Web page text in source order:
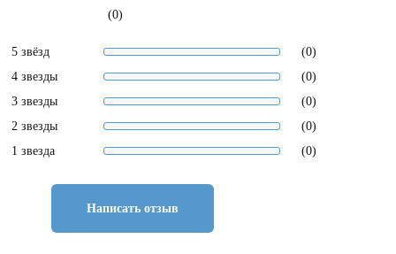
(0)
5 звёзд
(0)
4 звезды
(0)
3 звезды
(0)
2 звезды
(0)
1 звезда
(0)
Написать отзыв